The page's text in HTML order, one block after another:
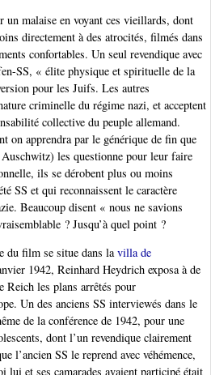
malaise en voyant ces vieillards, dont
directement à des atrocités, filmés dans
confortables. Un seul revendique avec
SS, « élite physique et spirituelle de la
pour les Juifs. Les autres
criminelle du régime nazi, et acceptent
collective du peuple allemand.
on apprendra par le générique de fin que
les questionne pour leur faire
ils se dérobent plus ou moins
SS et qui reconnaissent le caractère
Beaucoup disent « nous ne savions
? Jusqu’à quel point ?
du film se situe dans lavilla de
1942, Reinhard Heydrich exposa à de
Reich les plans arrêtés pour
Un des anciens SS interviewés dans le
de la conférence de 1942, pour une
dont l’un revendique clairement
l’ancien SS le reprend avec véhémence,
lui et ses camarades avaient participé était